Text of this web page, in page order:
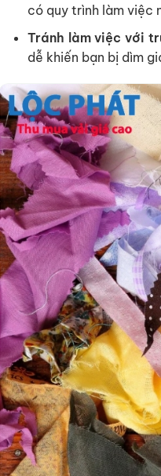
có quy trình làm việc
Tránh làm việc với
dễ khiến bạn bị dìm